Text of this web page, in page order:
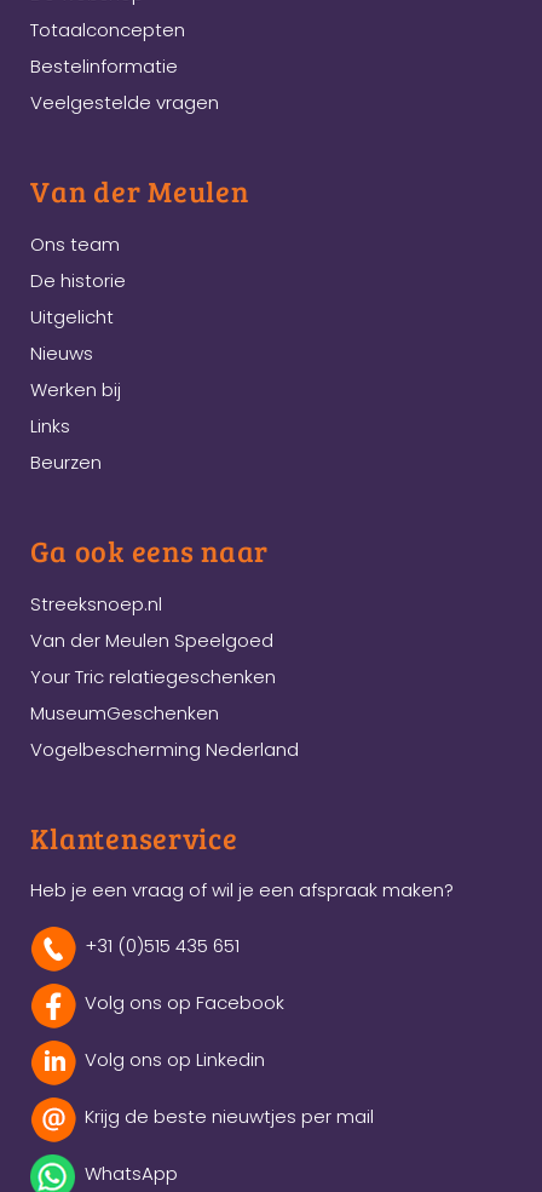
Totaalconcepten
Bestelinformatie
Veelgestelde vragen
Van der Meulen
Ons team
De historie
Uitgelicht
Nieuws
Werken bij
Links
Beurzen
Ga ook eens naar
Streeksnoep.nl
Van der Meulen Speelgoed
Your Tric relatiegeschenken
MuseumGeschenken
Vogelbescherming Nederland
Klantenservice
Heb je een vraag of wil je een afspraak maken?
+31 (0)515 435 651
Volg ons op Facebook
Volg ons op Linkedin
Krijg de beste nieuwtjes per mail
WhatsApp